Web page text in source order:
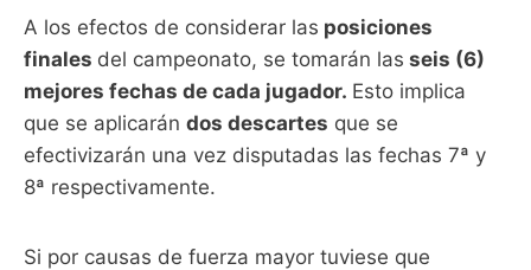
A los efectos de considerar las posiciones
finales del campeonato, se tomarán las seis (6)
mejores fechas de cada jugador. Esto implica
que se aplicarándos descartes que se
efectivizarán una vez disputadas las fechas 7ª y
8ª respectivamente.
Si por causas de fuerza mayor tuviese que